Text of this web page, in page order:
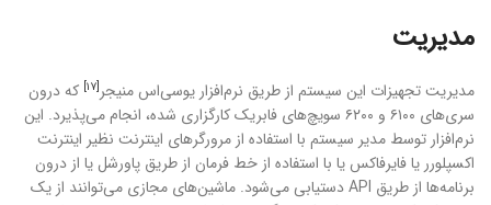
مدیریت
مدیریت تجهیزات این سیستم از طریق نرم‌افزار یوسی‌اس منیجر [۱۷]
که درون
سری‌های ۶۱۰۰ و ۶۲۰۰ سویچ‌های فابریک کارگزاری شده، انجام می‌پذیرد. این
نرم‌افزار توسط مدیر سیستم با استفاده از مرورگرهای اینترنت نظیر اینترنت
اکسپلورر یا فایرفاکس یا با استفاده از خط فرمان از طریق پاورشل یا از درون
برنامه‌ها از طریق API دستیابی می‌شود. ماشین‌های مجازی می‌توانند از یک